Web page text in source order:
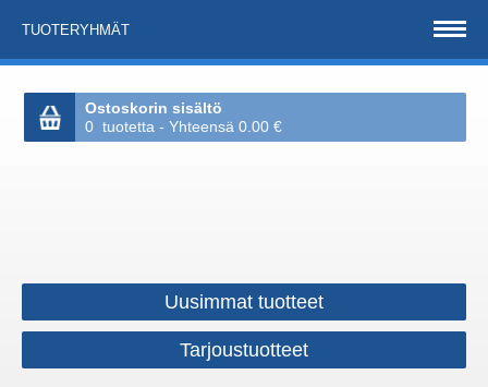
TUOTERYHMÄT
Ostoskorin sisältö
0 tuotetta - Yhteensä 0.00 €
Uusimmat tuotteet
Tarjoustuotteet